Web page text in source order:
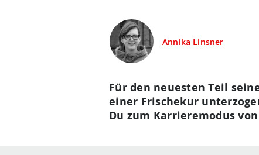
Annika Linsner
Für den neuesten Teil
einer Frischekur
Du zum Karrieremodus